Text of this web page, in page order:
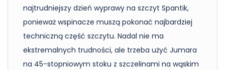
najtrudniejszy dzień wyprawy na szczyt Spantik,
ponieważ wspinacze muszą pokonać najbardziej
techniczną część szczytu. Nadal nie ma
ekstremalnych trudności, ale trzeba użyć Jumara
na 45-stopniowym stoku z szczelinami na wąskim